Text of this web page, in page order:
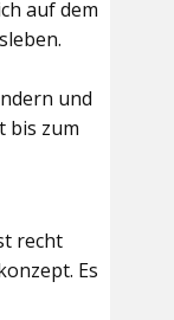
auf dem
und
bis zum
recht
Es